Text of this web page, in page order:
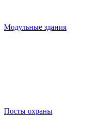
Модульные здания
Посты охраны